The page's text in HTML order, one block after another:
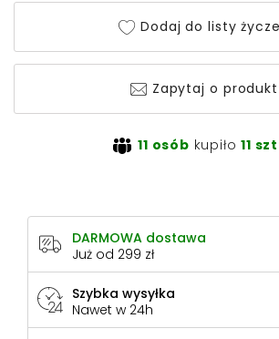
Dodaj do listy
Zapytaj o produkt
11 osób kupiło11
DARMOWA dostawa
Już od 299 zł
Szybka wysyłka
Nawet w 24h